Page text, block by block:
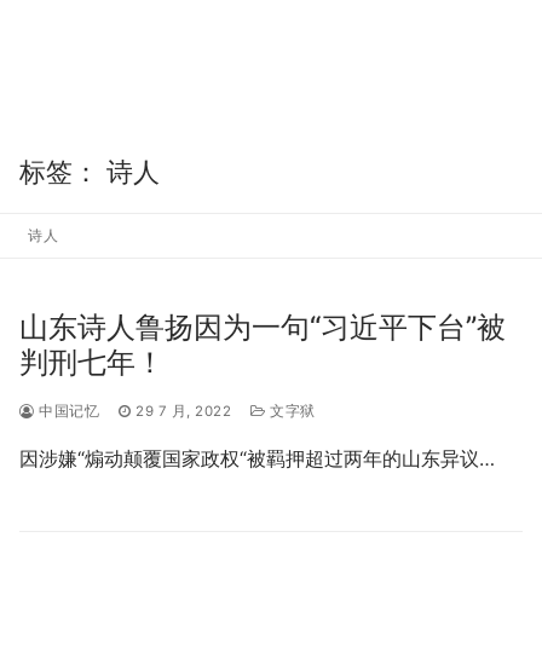
标签： 诗人
诗人
山东诗人鲁扬因为一句“习近平下台”被
判刑七年！
中国记忆 29 7 月, 2022 文字狱
因涉嫌“煽动颠覆国家政权“被羁押超过两年的山东异议…